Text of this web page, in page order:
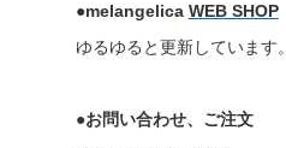
●melangelica WEB SHOP
ゆるゆると更新しています。
●お問い合わせ、ご注文